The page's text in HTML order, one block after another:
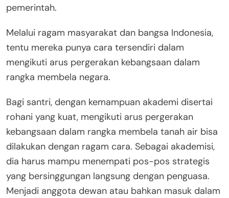
pemerintah.
Melalui ragam masyarakat dan bangsa Indonesia,
tentu mereka punya cara tersendiri dalam
mengikuti arus pergerakan kebangsaan dalam
rangka membela negara.
Bagi santri, dengan kemampuan akademi disertai
rohani yang kuat, mengikuti arus pergerakan
kebangsaan dalam rangka membela tanah air bisa
dilakukan dengan ragam cara. Sebagai akademisi,
dia harus mampu menempati pos-pos strategis
yang bersinggungan langsung dengan penguasa.
Menjadi anggota dewan atau bahkan masuk dalam